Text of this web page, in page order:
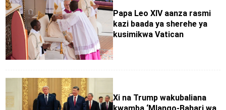
Papa Leo XIV aanza rasmi
kazi baada ya sherehe ya
kusimikwa Vatican
Xi na Trump wakubaliana